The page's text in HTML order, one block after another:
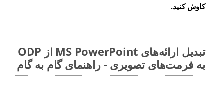
کاوش کنید.
تبدیل ارائه‌های MS PowerPoint از ODP
به فرمت‌های تصویری - راهنمای گام به گام